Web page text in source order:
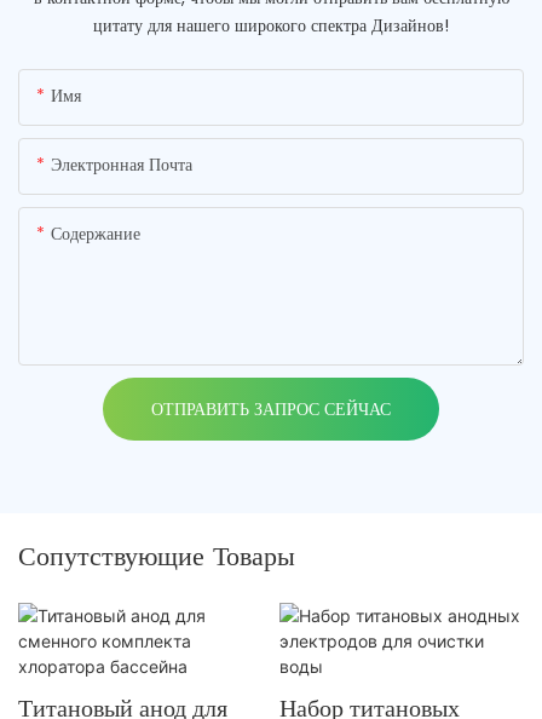
цитату для нашего широкого спектра Дизайнов!
Имя
Электронная Почта
Содержание
ОТПРАВИТЬ ЗАПРОС СЕЙЧАС
Сопутствующие Товары
Титановый анод для Набор титановых